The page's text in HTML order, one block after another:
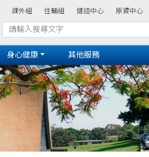
課外組 住輔組 健諮中心 原資中心
身心健康 其他服務